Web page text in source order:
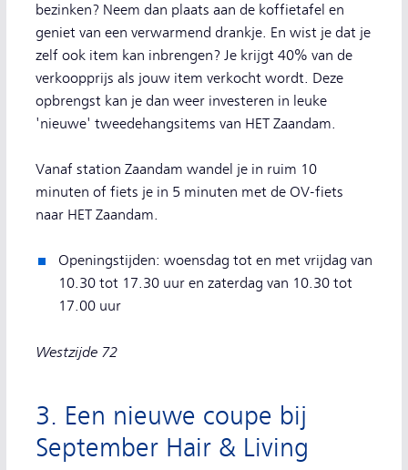
bezinken? Neem dan plaats aan de koffietafel en
geniet van een verwarmend drankje. En wist je dat je
zelf ook item kan inbrengen? Je krijgt 40% van de
verkoopprijs als jouw item verkocht wordt. Deze
opbrengst kan je dan weer investeren in leuke
'nieuwe' tweedehangsitems van HET Zaandam.
Vanaf station Zaandam wandel je in ruim 10
minuten of fiets je in 5 minuten met de OV-fiets
naar HET Zaandam.
Openingstijden: woensdag tot en met vrijdag van
10.30 tot 17.30 uur en zaterdag van 10.30 tot
17.00 uur
Westzijde 72
3. Een nieuwe coupe bij
September Hair & Living